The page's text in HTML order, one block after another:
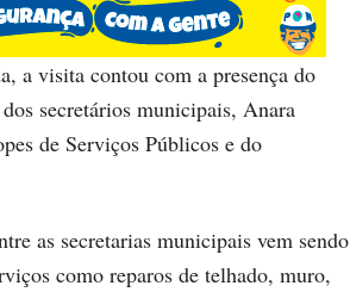
a visita contou com a presença do
secretários municipais, Anara
de Serviços Públicos e do
as secretarias municipais vem sendo
como reparos de telhado, muro,